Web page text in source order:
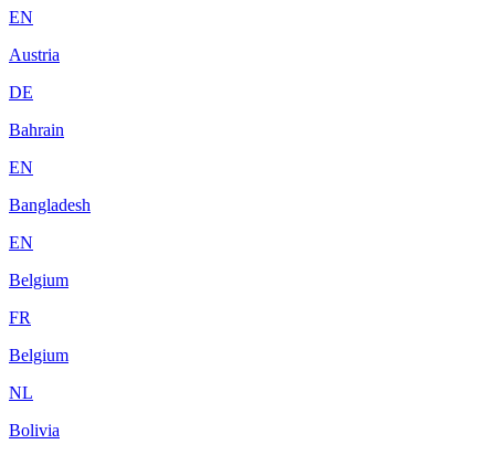
EN
Austria
DE
Bahrain
EN
Bangladesh
EN
Belgium
FR
Belgium
NL
Bolivia